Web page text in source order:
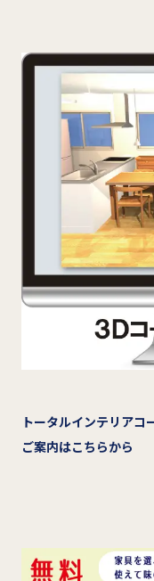
トータルインテリアコ
ご案内はこちらから